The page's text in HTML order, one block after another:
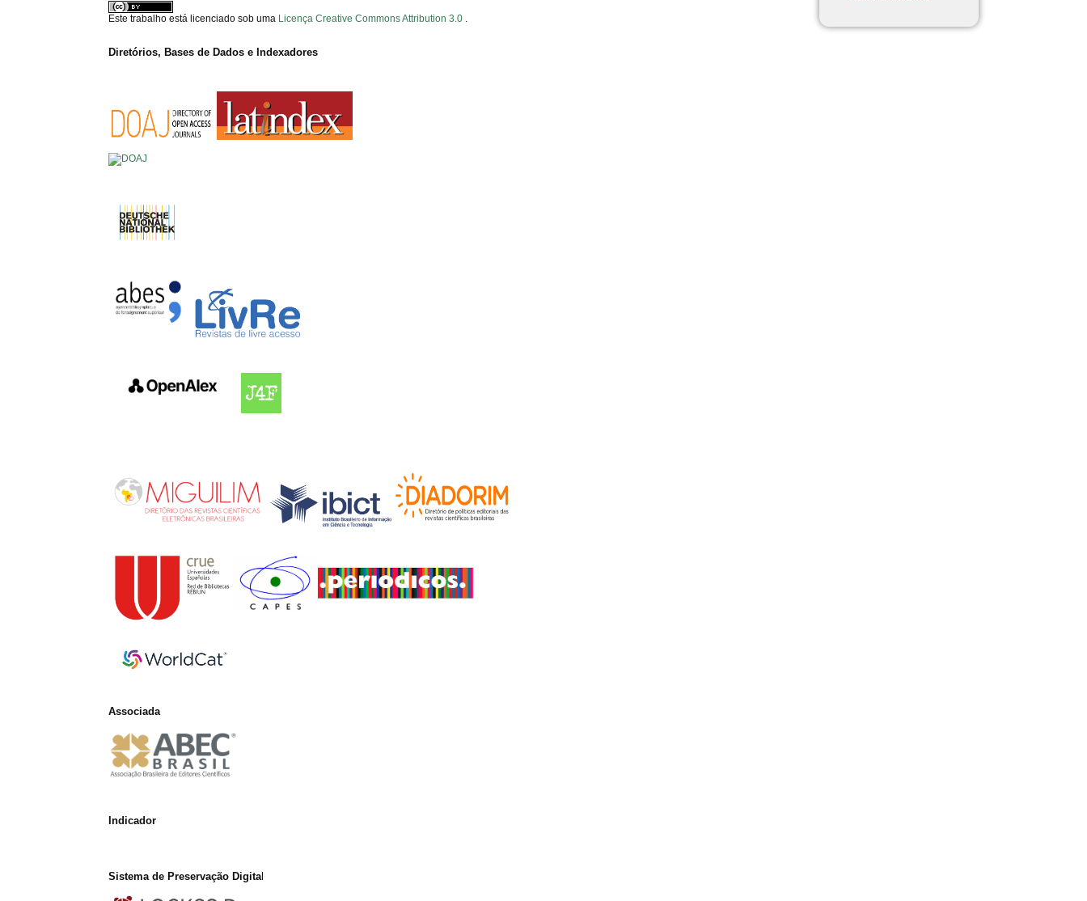
Este trabalho está licenciado sob uma Licença Creative Commons Attribution 3.0
Diretórios, Bases de Dados e Indexadores
Associada
Indicador
Sistema de Preservação Digital